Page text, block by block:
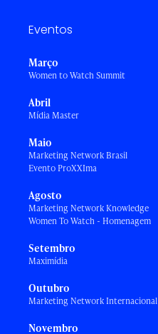
Eventos
Março
Women to Watch Summit
Abril
Mídia Master
Maio
Marketing Network Brasil
Evento ProXXIma
Agosto
Marketing Network Knowledge
Women To Watch - Homenagem
Setembro
Maximídia
Outubro
Marketing Network Internacional
Novembro